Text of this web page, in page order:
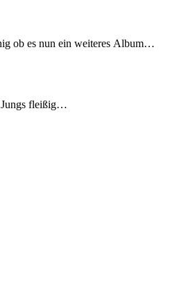
ob es nun ein weiteres Album…
Jungs fleißig…